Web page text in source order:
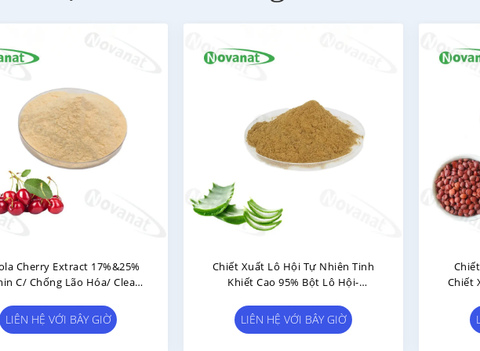
Bột Chiết Xuất Roselle / Chiết
Xuất Hoa Dâm Bụt Giàu Vitamin C
LIÊN HỆ VỚI BÂY GIỜ
Aloe Vera Gel Bột Khô Đông Lạnh
200/1 100/1 50/1 Dầu Chiết Xuất
LIÊN HỆ VỚI BÂY GIỜ